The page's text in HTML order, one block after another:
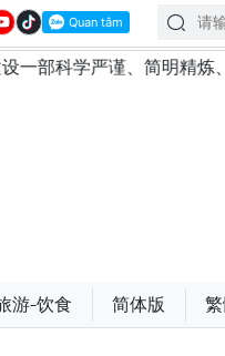
简明精炼、便于执行且
游-饮食 简体版